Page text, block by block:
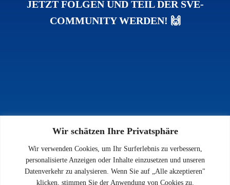
Wir schätzen Ihre Privatsphäre
Wir verwenden Cookies, um Ihr Surferlebnis zu verbessern,
personalisierte Anzeigen oder Inhalte einzusetzen und unseren
Datenverkehr zu analysieren. Wenn Sie auf „Alle akzeptieren"
klicken, stimmen Sie der Anwendung von Cookies zu.
JETZT FOLGEN UND TEIL DER SVE-
COMMUNITY WERDEN! 🙌
INFOS
Impressum
Datenschutz
Kontakt